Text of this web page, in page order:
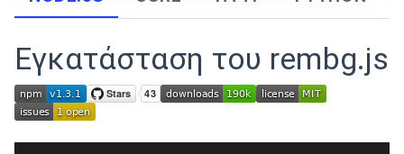
Εγκατάσταση του rembg.js